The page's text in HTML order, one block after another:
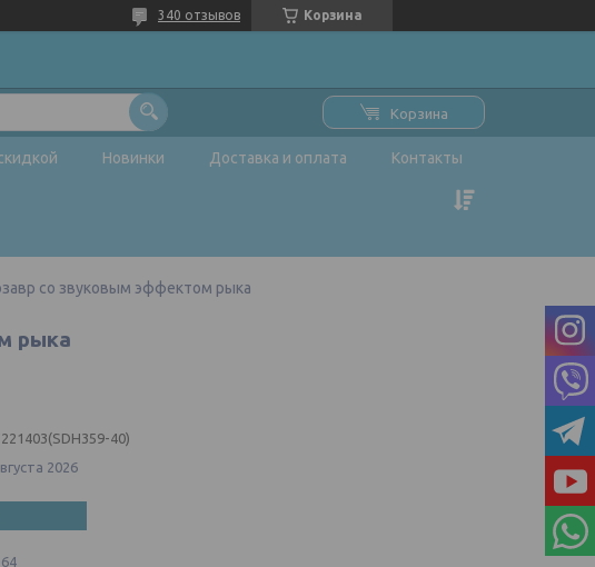
Корзина
340 отзывов
Корзина
Новинки Доставка и оплата Контакты
со звуковым эффектом рыка
рыка
40)
2026